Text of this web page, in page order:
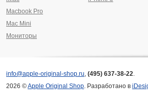
Macbook Pro
Mac Mini
Мониторы
info@apple-original-shop.ru, (495) 637-38-22.
2026 ©Apple Original Shop. Разработано в